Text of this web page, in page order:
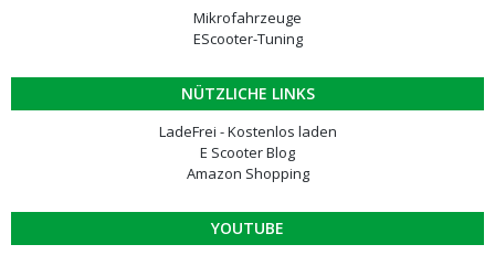
Mikrofahrzeuge
EScooter-Tuning
NÜTZLICHE LINKS
LadeFrei - Kostenlos laden
E Scooter Blog
Amazon Shopping
YOUTUBE